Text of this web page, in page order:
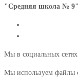
"Средняя школа № 9"
Мы в социальных сетях
Мы используем файлы